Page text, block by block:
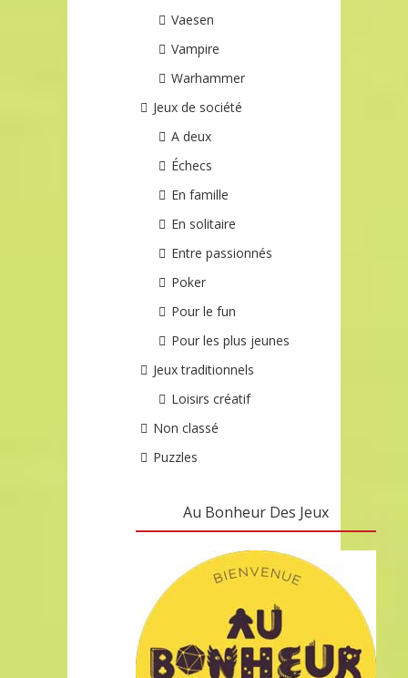
Vaesen
Vampire
Warhammer
Jeux de société
A deux
Échecs
En famille
En solitaire
Entre passionnés
Poker
Pour le fun
Pour les plus jeunes
Jeux traditionnels
Loisirs créatif
Non classé
Puzzles
Au Bonheur Des Jeux